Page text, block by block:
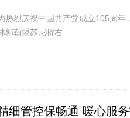
热烈庆祝中国共产党成立105周
郭勒盟苏尼特右......
细管控保畅通 暖心服